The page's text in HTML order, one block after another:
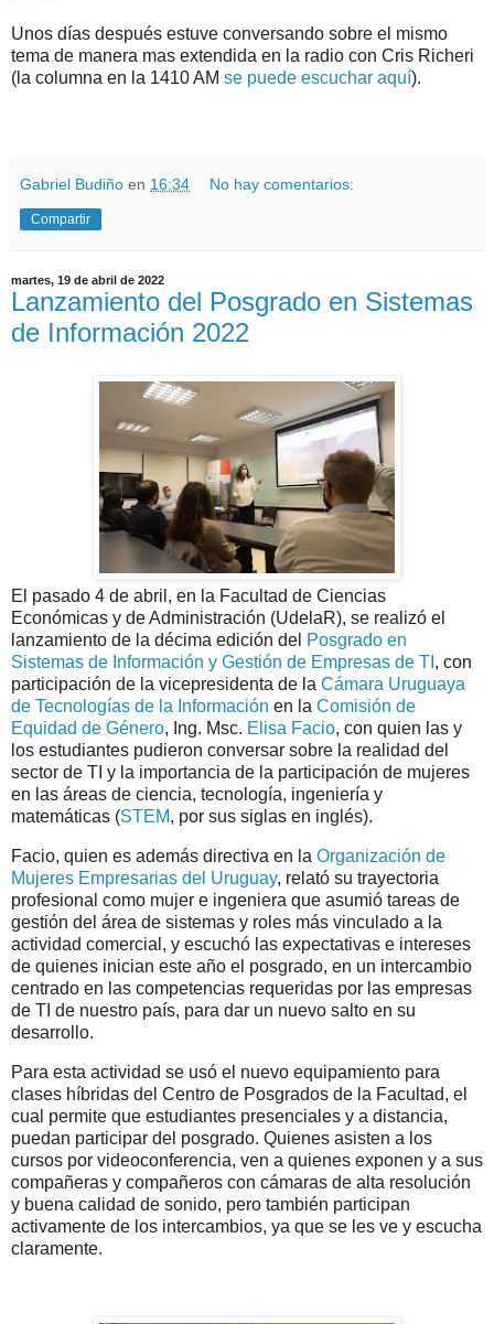
Unos días después estuve conversando sobre el mismo
tema de manera mas extendida en la radio con Cris Richeri
(la columna en la 1410 AM se puede escuchar aquí).
Gabriel Budiño en 16:34 No hay comentarios:
Compartir
martes, 19 de abril de 2022
Lanzamiento del Posgrado en Sistemas
de Información 2022
El pasado 4 de abril, en la Facultad de Ciencias
Económicas y de Administración (UdelaR), se realizó el
lanzamiento de la décima edición del Posgrado en
Sistemas de Información y Gestión de Empresas de TI , con
participación de la vicepresidenta de la Cámara Uruguaya
de Tecnologías de la Información en la Comisión de
Equidad de Género, Ing. Msc. Elisa Facio, con quien las y
los estudiantes pudieron conversar sobre la realidad del
sector de TI y la importancia de la participación de mujeres
en las áreas de ciencia, tecnología, ingeniería y
matemáticas (STEM, por sus siglas en inglés).
Facio, quien es además directiva en la Organización de
Mujeres Empresarias del Uruguay, relató su trayectoria
profesional como mujer e ingeniera que asumió tareas de
gestión del área de sistemas y roles más vinculado a la
actividad comercial, y escuchó las expectativas e intereses
de quienes inician este año el posgrado, en un intercambio
centrado en las competencias requeridas por las empresas
de TI de nuestro país, para dar un nuevo salto en su
desarrollo.
Para esta actividad se usó el nuevo equipamiento para
clases híbridas del Centro de Posgrados de la Facultad, el
cual permite que estudiantes presenciales y a distancia,
puedan participar del posgrado. Quienes asisten a los
cursos por videoconferencia, ven a quienes exponen y a sus
compañeras y compañeros con cámaras de alta resolución
y buena calidad de sonido, pero también participan
activamente de los intercambios, ya que se les ve y escucha
claramente.